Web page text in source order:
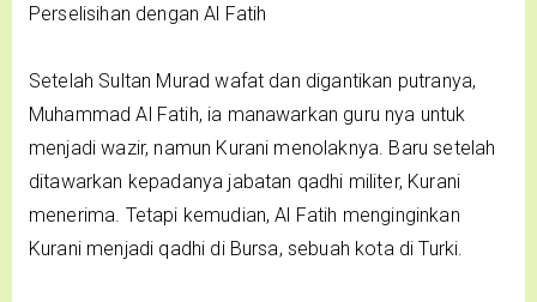
Perselisihan dengan Al Fatih
Setelah Sultan Murad wafat dan digantikan putranya,
Muhammad Al Fatih, ia manawarkan guru nya untuk
menjadi wazir, namun Kurani menolaknya. Baru setelah
ditawarkan kepadanya jabatan qadhi militer, Kurani
menerima. Tetapi kemudian, Al Fatih menginginkan
Kurani menjadi qadhi di Bursa, sebuah kota di Turki.